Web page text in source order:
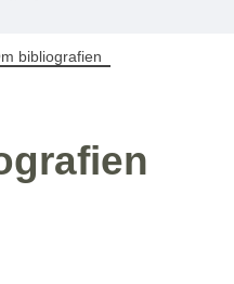
bibliografien